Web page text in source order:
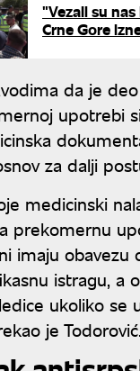
"Vezali su
Crne Gore
da je
upotrebi
za dalji
medicinski
prekomernu
imaju obavezu
istragu, a
ukoliko se
je Todorović.